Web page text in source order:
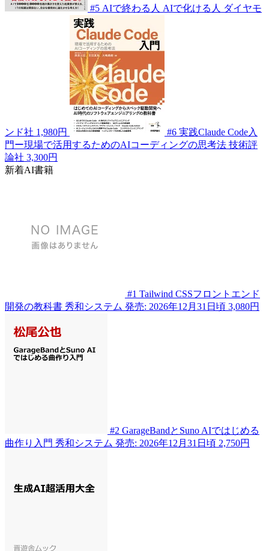
#5 AIで終わる人 AIで化ける人 ダイヤモ
ンド社 1,980円 #6 実践Claude Code入
門ー現場で活用するためのAIコーディングの思考法 技術評
論社 3,300円
新着AI書籍
#1 Tailwind CSSフロントエンド
開発の教科書 秀和システム 発売: 2026年12月31日頃 3,080円
#2 GarageBandとSuno AIではじめる
曲作り入門 秀和システム 発売: 2026年12月31日頃 2,750円